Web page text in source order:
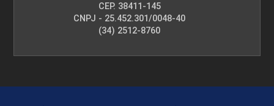
CEP. 38411-145
CNPJ - 25.452.301/0048-40
(34) 2512-8760